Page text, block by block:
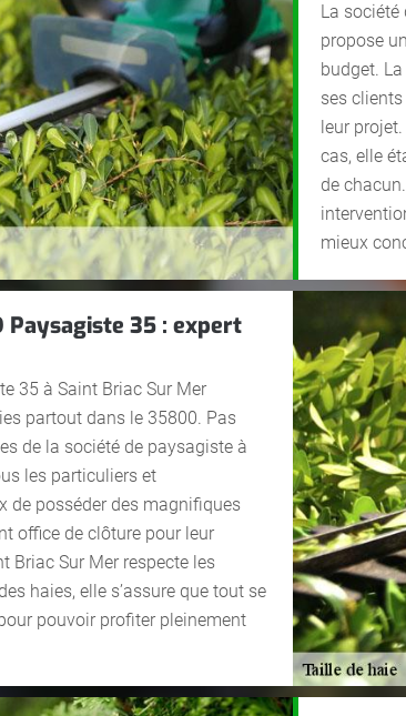
La
propose
budget.
ses
leur
cas, elle
de
mieux
Paysagiste 35 : expert
35 à Saint Briac Sur Mer
partout dans le 35800. Pas
de la société de paysagiste à
les particuliers et
de posséder des magnifiques
office de clôture pour leur
Briac Sur Mer respecte les
haies, elle s’assure que tout se
pouvoir profiter pleinement